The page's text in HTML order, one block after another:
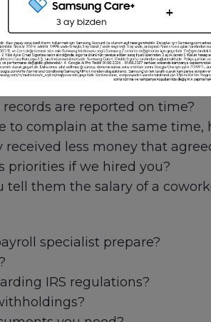
who work with public
Others may need
are reported on time?
to complain at the same time,
less money that
priorities if we hired you?
tell them the salary of a
specialist prepare?
IRS regulations?